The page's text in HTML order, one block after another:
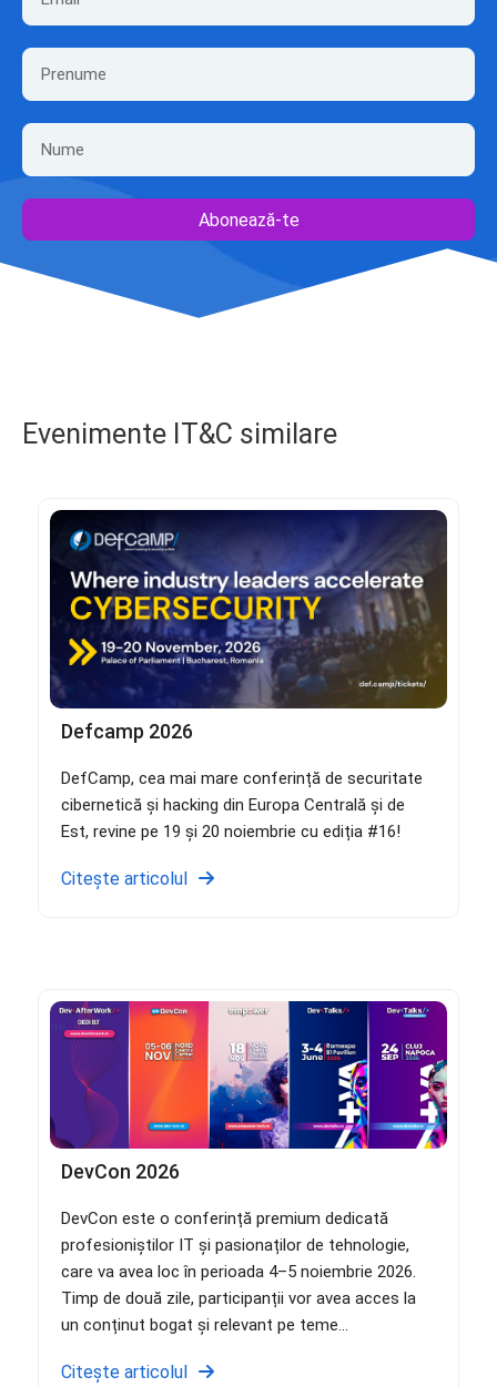
Abonează-te
Evenimente IT&C similare
Defcamp 2026
DefCamp, cea mai mare conferință de securitate
cibernetică și hacking din Europa Centrală și de
Est, revine pe 19 și 20 noiembrie cu ediția #16!
Citește articolul
DevCon 2026
DevCon este o conferință premium dedicată
profesioniștilor IT și pasionaților de tehnologie,
care va avea loc în perioada 4–5 noiembrie 2026.
Timp de două zile, participanții vor avea acces la
un conținut bogat și relevant pe teme...
Citește articolul